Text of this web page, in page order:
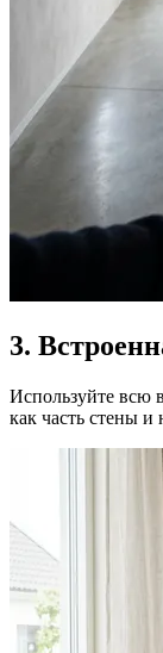
3.
Используйте всю
как часть стены и